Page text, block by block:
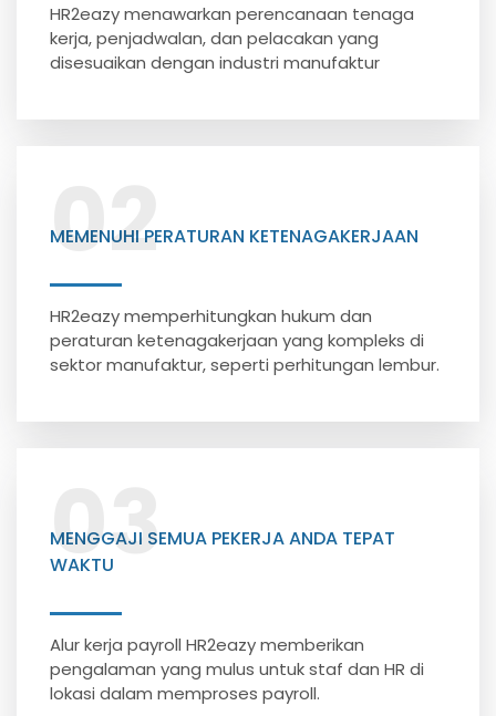
HR2eazy menawarkan perencanaan tenaga
kerja, penjadwalan, dan pelacakan yang
disesuaikan dengan industri manufaktur
02
MEMENUHI PERATURAN KETENAGAKERJAAN
HR2eazy memperhitungkan hukum dan
peraturan ketenagakerjaan yang kompleks di
sektor manufaktur, seperti perhitungan lembur.
03
MENGGAJI SEMUA PEKERJA ANDA TEPAT
WAKTU
Alur kerja payroll HR2eazy memberikan
pengalaman yang mulus untuk staf dan HR di
lokasi dalam memproses payroll.